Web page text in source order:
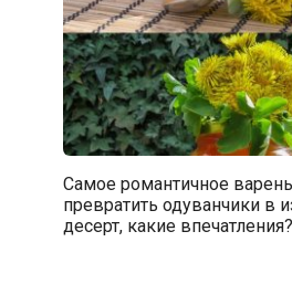
Самое романтичное
превратить одуванчики в
десерт, какие впечатления?